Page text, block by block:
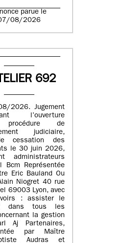
parue le
08/2026
692
2026. Jugement
l’ouverture
procédure de
judiciaire,
cessation des
le 30 juin 2026,
administrateurs
Bcm Représentée
Eric Bauland Ou
Niogret 40 rue
69003 Lyon, avec
: assister le
dans tous les
la gestion
Aj Partenaires,
par Maître
Audras et